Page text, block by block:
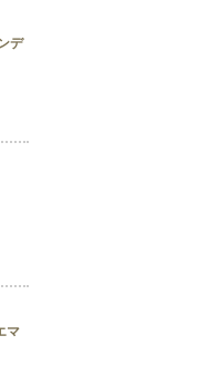
デ
マ